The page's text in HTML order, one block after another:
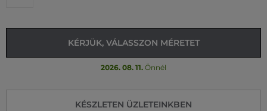
KÉRJÜK, VÁLASSZON MÉRETET
2026. 08. 11. Önnél
KÉSZLETEN ÜZLETEINKBEN